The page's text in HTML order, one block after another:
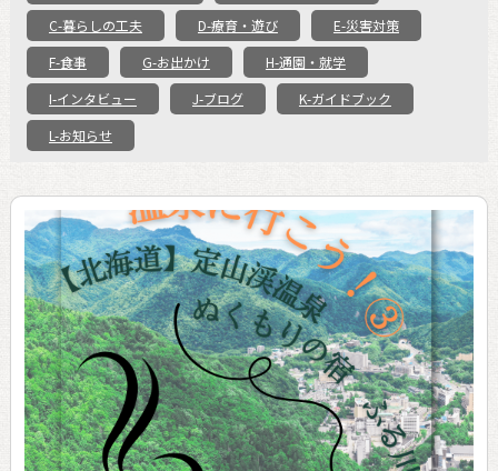
C-暮らしの工夫
D-療育・遊び
E-災害対策
F-食事
G-お出かけ
H-通園・就学
I-インタビュー
J-ブログ
K-ガイドブック
L-お知らせ